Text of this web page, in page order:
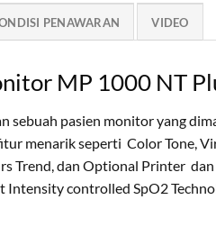
PENAWARAN VIDEO
MP 1000 NT
sebuah pasien monitor yang
menarik seperti Color Tone,
Trend, dan Optional Printer
controlled SpO2